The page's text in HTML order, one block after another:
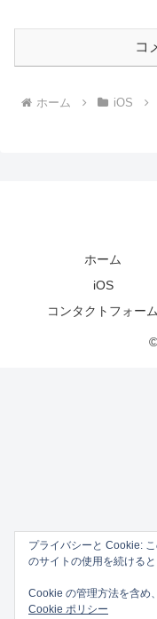
コ
ホーム iOS
ホーム
iOS
コンタクトフォーム
プライバシーと Cookie:
のサイトの使用を続ける
Cookie の管理方法を含め
Cookie ポリシー